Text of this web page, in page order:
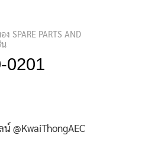
SPARE PARTS AND
น
0201
@KwaiThongAEC